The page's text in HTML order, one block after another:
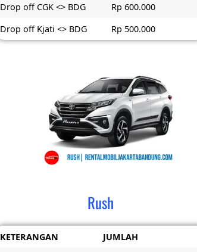
Drop off CGK <> BDG
Rp 600.000
Drop off Kjati <> BDG
Rp 500.000
Rush
KETERANGAN
JUMLAH